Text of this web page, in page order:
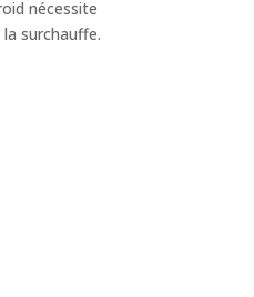
nécessite
surchauffe.